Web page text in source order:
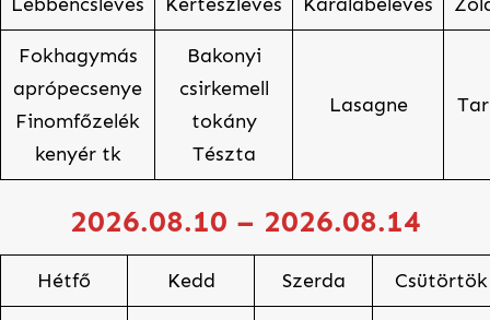
Fokhagymás
aprópecsenye
Finomfőzelék
kenyér tk
Bakonyi
csirkemell
tokány
Tészta
Lasagne
2026.08.10 – 2026.08.14
Hétfő Kedd Szerda Csütörtök